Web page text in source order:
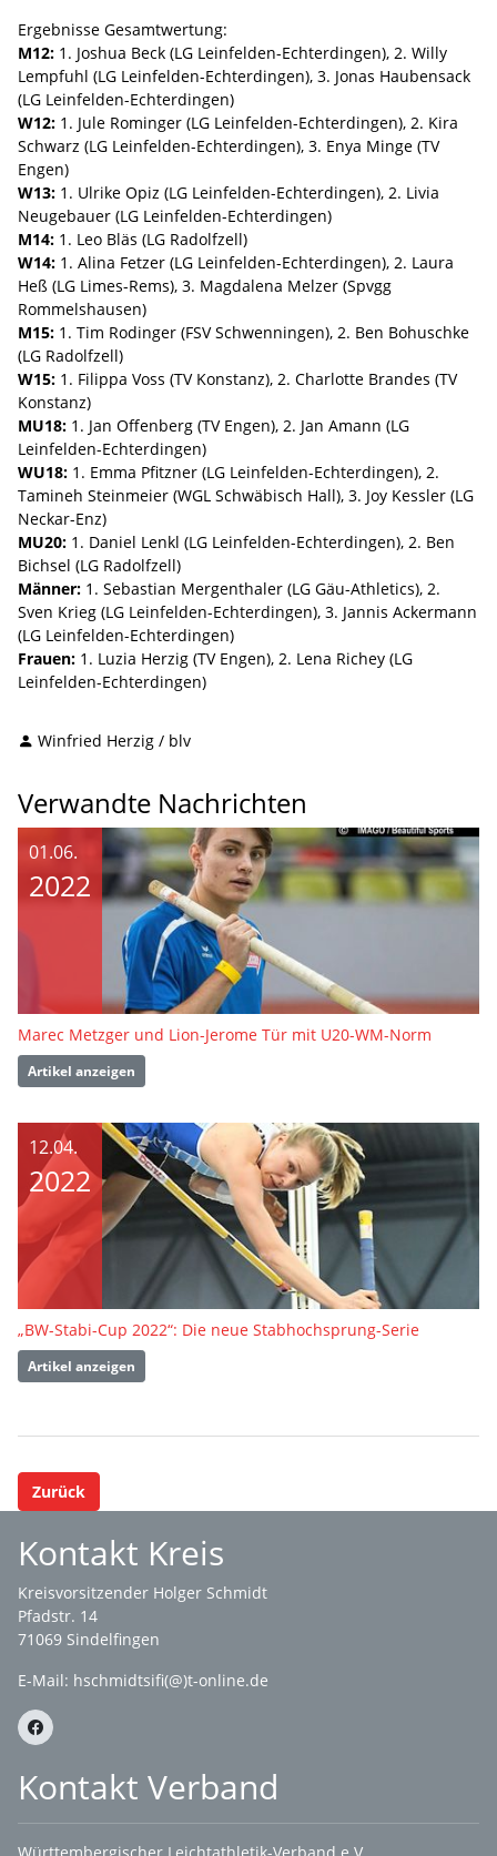
Ergebnisse Gesamtwertung:
M12: 1. Joshua Beck (LG Leinfelden-Echterdingen), 2. Willy
Lempfuhl (LG Leinfelden-Echterdingen), 3. Jonas Haubensack
(LG Leinfelden-Echterdingen)
W12: 1. Jule Rominger (LG Leinfelden-Echterdingen), 2. Kira
Schwarz (LG Leinfelden-Echterdingen), 3. Enya Minge (TV
Engen)
W13: 1. Ulrike Opiz (LG Leinfelden-Echterdingen), 2. Livia
Neugebauer (LG Leinfelden-Echterdingen)
M14: 1. Leo Bläs (LG Radolfzell)
W14: 1. Alina Fetzer (LG Leinfelden-Echterdingen), 2. Laura
Heß (LG Limes-Rems), 3. Magdalena Melzer (Spvgg
Rommelshausen)
M15: 1. Tim Rodinger (FSV Schwenningen), 2. Ben Bohuschke
(LG Radolfzell)
W15: 1. Filippa Voss (TV Konstanz), 2. Charlotte Brandes (TV
Konstanz)
MU18: 1. Jan Offenberg (TV Engen), 2. Jan Amann (LG
Leinfelden-Echterdingen)
WU18: 1. Emma Pfitzner (LG Leinfelden-Echterdingen), 2.
Tamineh Steinmeier (WGL Schwäbisch Hall), 3. Joy Kessler (LG
Neckar-Enz)
MU20: 1. Daniel Lenkl (LG Leinfelden-Echterdingen), 2. Ben
Bichsel (LG Radolfzell)
Männer: 1. Sebastian Mergenthaler (LG Gäu-Athletics), 2.
Sven Krieg (LG Leinfelden-Echterdingen), 3. Jannis Ackermann
(LG Leinfelden-Echterdingen)
Frauen: 1. Luzia Herzig (TV Engen), 2. Lena Richey (LG
Leinfelden-Echterdingen)
Winfried Herzig / blv
Verwandte Nachrichten
01.06.
2022
Marec Metzger und Lion-Jerome Tür mit U20-WM-Norm
Artikel anzeigen
12.04.
2022
„BW-Stabi-Cup 2022“: Die neue Stabhochsprung-Serie
Artikel anzeigen
Zurück
Kontakt Kreis
Kreisvorsitzender Holger Schmidt
Pfadstr. 14
71069 Sindelfingen
E-Mail: hschmidtsifi(@)t-online.de
Kontakt Verband